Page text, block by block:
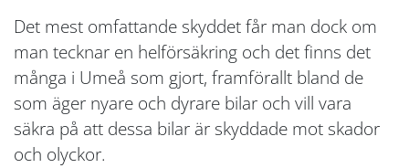
Det mest omfattande skyddet får man dock om
man tecknar en helförsäkring och det finns det
många i Umeå som gjort, framförallt bland de
som äger nyare och dyrare bilar och vill vara
säkra på att dessa bilar är skyddade mot skador
och olyckor.